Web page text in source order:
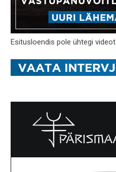
Esitusloendis pole ühtegi videot.